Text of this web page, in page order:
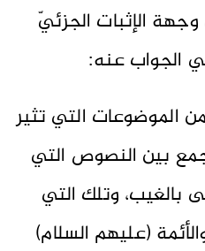
الإثبات الجزئيّ
الجواب عنه:
الموضوعات التي تثير
بين النصوص التي
بالغيب، وتلك التي
(عليهم السلام)